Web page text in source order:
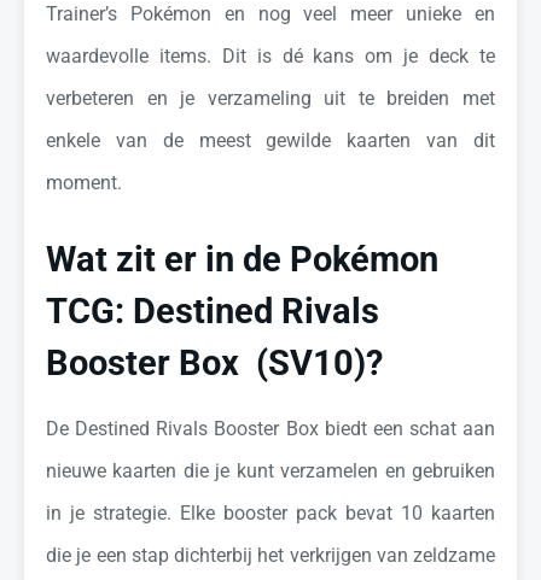
Trainer’s Pokémon en nog veel meer unieke en
waardevolle items. Dit is dé kans om je deck te
verbeteren en je verzameling uit te breiden met
enkele van de meest gewilde kaarten van dit
moment.
Wat zit er in de Pokémon
TCG: Destined Rivals
Booster Box (SV10)?
De Destined Rivals Booster Box biedt een schat aan
nieuwe kaarten die je kunt verzamelen en gebruiken
in je strategie. Elke booster pack bevat 10 kaarten
die je een stap dichterbij het verkrijgen van zeldzame